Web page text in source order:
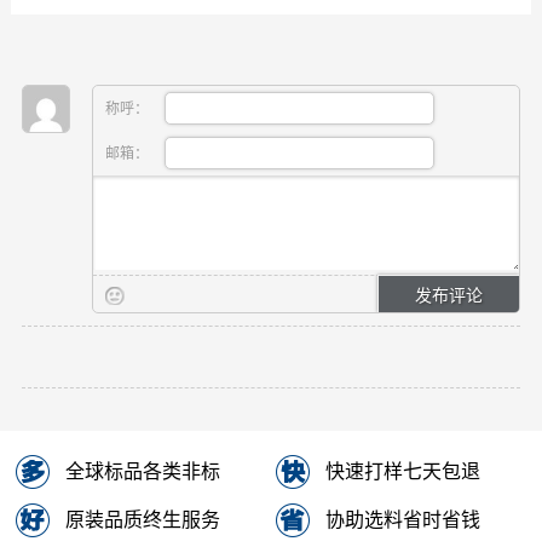
称呼：
邮箱：
全球标品各类非标 快速打样七天包退
原装品质终生服务 协助选料省时省钱